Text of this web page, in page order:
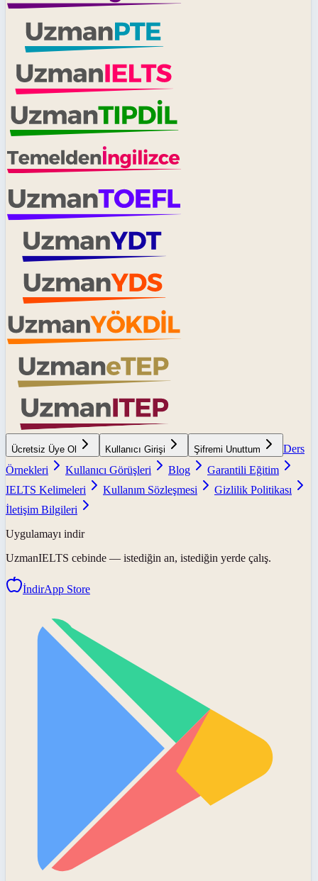
Ücretsiz Üye Ol Kullanıcı Girişi Şifremi Unuttum
Ders
Örnekleri
Kullanıcı Görüşleri Blog
Garantili Eğitim
IELTS Kelimeleri
Kullanım Sözleşmesi
Gizlilik Politikası
İletişim Bilgileri
Uygulamayı indir
UzmanIELTS cebinde — istediğin an, istediğin yerde çalış.
İndirApp Store